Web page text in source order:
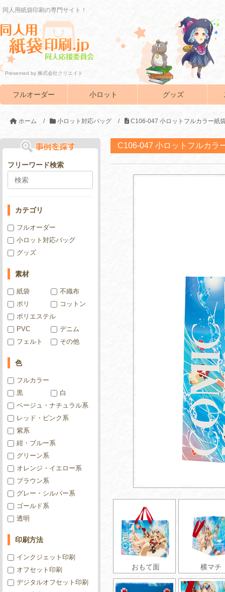
同人用紙袋印刷の専門サイト！
Presented by 株式会社クリエイト
フルオーダー 小ロット グッズ
ホーム / 小ロット対応バッグ / C106-047 小ロットフルカラー紙
C106-047 小ロットフルカラ
おもて面 横マチ
フリーワード検索
カテゴリ
フルオーダー
小ロット対応バッグ
グッズ
素材
紙袋
不織布
ポリ
コットン
ポリエステル
PVC
デニム
フェルト
その他
色
フルカラー
黒
白
ベージュ・ナチュラル系
レッド・ピンク系
紫系
紺・ブルー系
グリーン系
オレンジ・イエロー系
ブラウン系
グレー・シルバー系
ゴールド系
透明
印刷方法
インクジェット印刷
オフセット印刷
デジタルオフセット印刷